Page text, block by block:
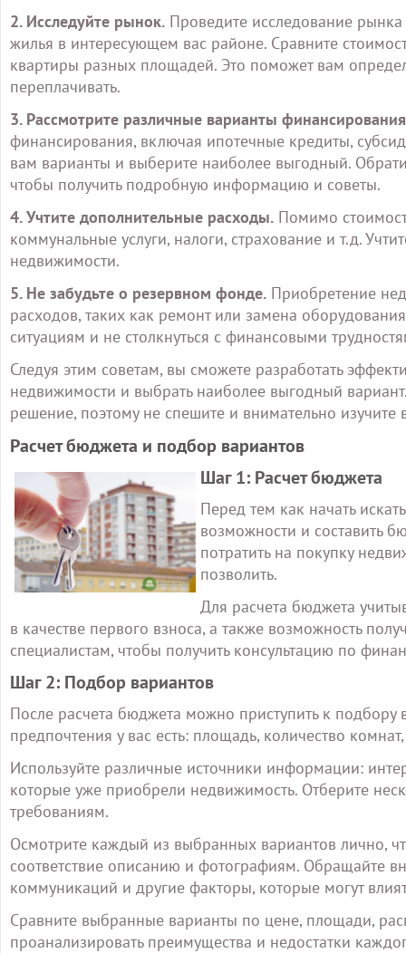
2. Исследуйте рынок. Проведите исследование
жилья в интересующем вас районе. Сравните
квартиры разных площадей. Это поможет вам
переплачивать.
3. Рассмотрите различные варианты
финансирования, включая ипотечные кредиты,
вам варианты и выберите наиболее выгодный.
чтобы получить подробную информацию и советы.
4. Учтите дополнительные расходы. Помимо
коммунальные услуги, налоги, страхование и т.д.
недвижимости.
5. Не забудьте о резервном фонде. Приобретение
расходов, таких как ремонт или замена
ситуациям и не столкнуться с финансовыми
Следуя этим советам, вы сможете разработать
недвижимости и выбрать наиболее выгодный
решение, поэтому не спешите и внимательно
Расчет бюджета и подбор вариантов
Шаг 1: Расчет бюджета
Перед тем как начать
возможности и составить
потратить на покупку
позволить.
Для расчета бюджета
в качестве первого взноса, а также возможность
специалистам, чтобы получить консультацию по
Шаг 2: Подбор вариантов
После расчета бюджета можно приступить к
предпочтения у вас есть: площадь, количество
Используйте различные источники информации:
которые уже приобрели недвижимость. Отберите
требованиям.
Осмотрите каждый из выбранных вариантов лично,
соответствие описанию и фотографиям. Обращайте
коммуникаций и другие факторы, которые могут
Сравните выбранные варианты по цене, площади,
проанализировать преимущества и недостатки